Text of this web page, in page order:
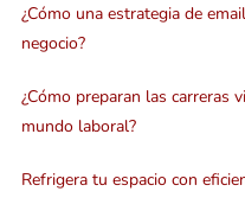
¿Cómo una estrategia de
negocio?
¿Cómo preparan las carreras
mundo laboral?
Refrigera tu espacio con